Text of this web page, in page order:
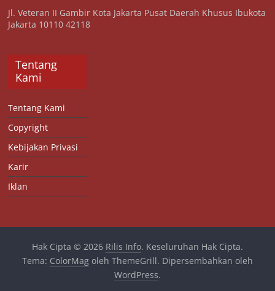
Jl. Veteran II Gambir Kota Jakarta Pusat Daerah Khusus Ibukota
Jakarta 10110 42118
Tentang
Kami
Tentang Kami
Copyright
Kebijakan Privasi
Karir
Iklan
Hak Cipta © 2026 Rilis Info. Keseluruhan Hak Cipta.
Tema: ColorMagoleh ThemeGrill. Dipersembahkan oleh
WordPress.